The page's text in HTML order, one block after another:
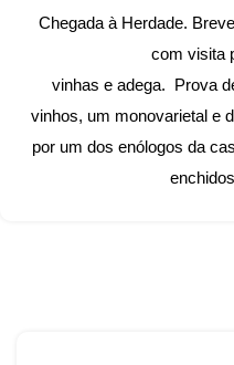
Chegada à Herdade.
com visita
vinhas e adega. Prova
vinhos, um monovarietal e
por um dos enólogos da